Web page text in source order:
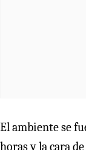
El ambiente se
horas y la cara